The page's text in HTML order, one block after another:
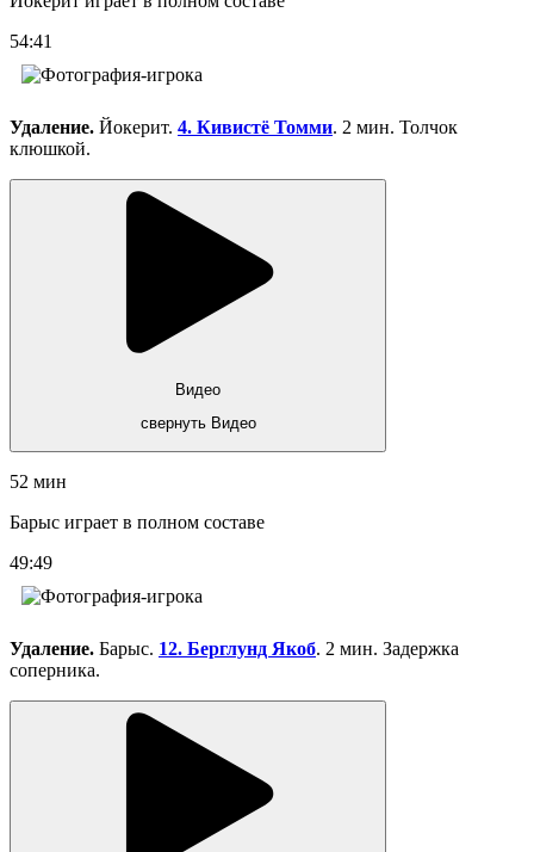
54:41
Удаление. Йокерит. 4. Кивистё Томми. 2 мин. Толчок
клюшкой.
Видео
свернуть Видео
52 мин
Барыс играет в полном составе
49:49
Удаление. Барыс. 12. Берглунд Якоб. 2 мин. Задержка
соперника.